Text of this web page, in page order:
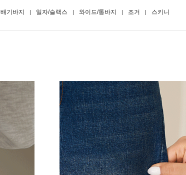
배기바지 일자/슬랙스 와이드/통바지 조거 스키니